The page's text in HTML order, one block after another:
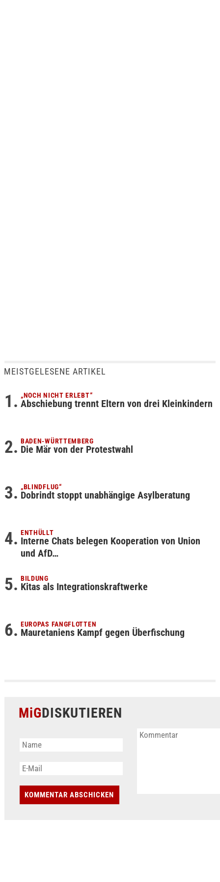
MEISTGELESENE ARTIKEL
„NOCH NICHT ERLEBT“
Abschiebung trennt Eltern von drei Kleinkindern
BADEN-WÜRTTEMBERG
Die Mär von der Protestwahl
„BLINDFLUG“
Dobrindt stoppt unabhängige Asylberatung
ENTHÜLLT
Interne Chats belegen Kooperation von Union
und AfD…
BILDUNG
Kitas als Integrationskraftwerke
EUROPAS FANGFLOTTEN
Mauretaniens Kampf gegen Überfischung
MiGDISKUTIEREN